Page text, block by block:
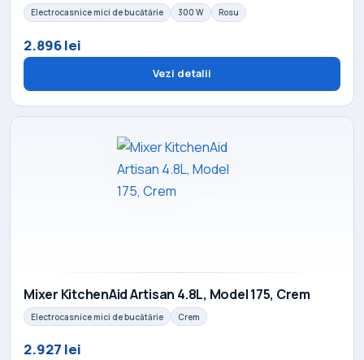
Electrocasnice mici de bucătărie 300 W Rosu
2.896 lei
Vezi detalii
Mixer KitchenAid Artisan 4.8L, Model 175, Crem
Electrocasnice mici de bucătărie Crem
2.927 lei